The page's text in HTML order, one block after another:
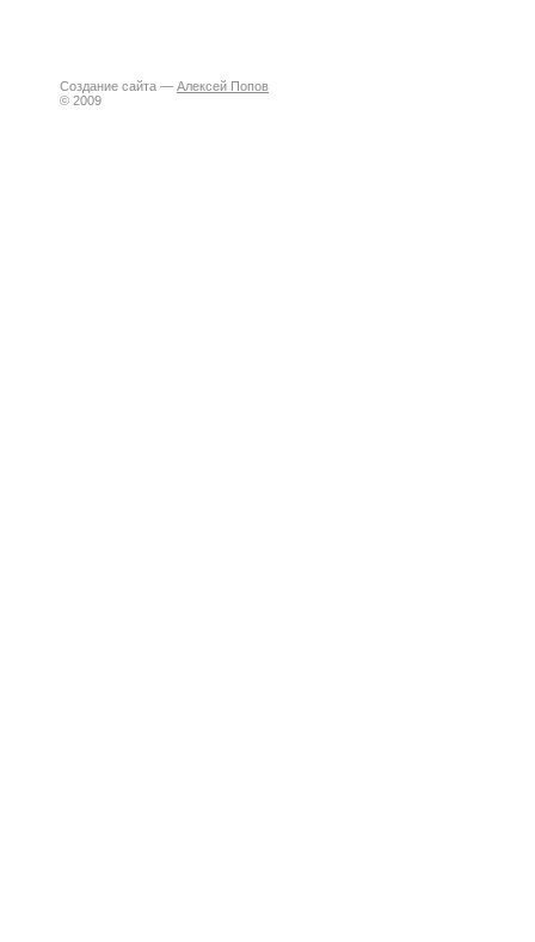
Создание сайта — Алексей Попов
© 2009